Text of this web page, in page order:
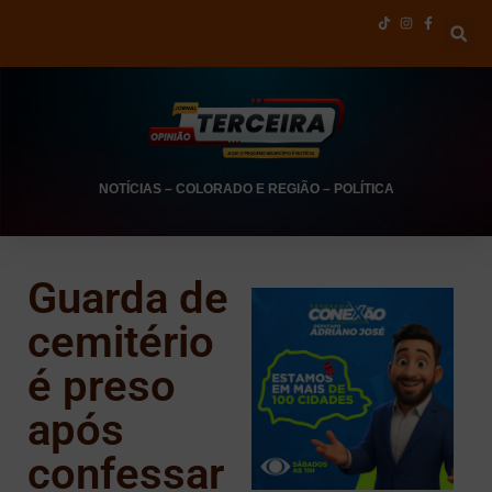
NOTÍCIAS– COLORADO E REGIÃO– POLÍTICA
Guarda de
cemitério
é preso
após
confessar